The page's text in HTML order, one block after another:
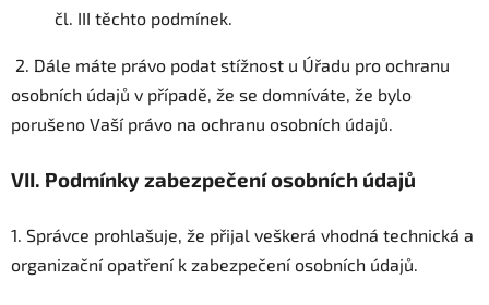
čl. III těchto podmínek.
2. Dále máte právo podat stížnost u Úřadu pro ochranu
osobních údajů v případě, že se domníváte, že bylo
porušeno Vaší právo na ochranu osobních údajů.
VII. Podmínky zabezpečení osobních údajů
1. Správce prohlašuje, že přijal veškerá vhodná technická a
organizační opatření k zabezpečení osobních údajů.